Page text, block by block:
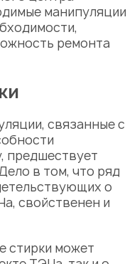
манипуляции
ремонта
связанные с
предшествует
в том, что ряд
о
свойственен и
стирки может